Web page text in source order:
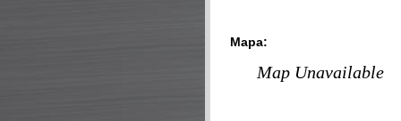
Mapa:
Map Unavailable